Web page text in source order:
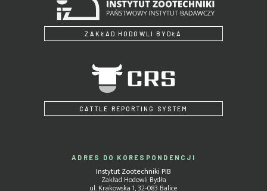
ZAKŁAD HODOWLI BYDŁA
CATTLE REPORTING SYSTEM
ADRES DO KORESPONDENCJI
Instytut Zootechniki PIB
Zakład Hodowli Bydła
ul. Krakowska 1, 32-083 Balice